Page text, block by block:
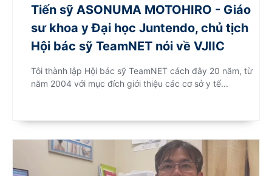
Tiến sỹ ASONUMA MOTOHIRO - Giáo
sư khoa y Đại học Juntendo, chủ tịch
Hội bác sỹ TeamNET nói về VJIIC
Tôi thành lập Hội bác sỹ TeamNET cách đây 20 năm, từ
năm 2004 với mục đích giới thiệu các cơ sở y tế...